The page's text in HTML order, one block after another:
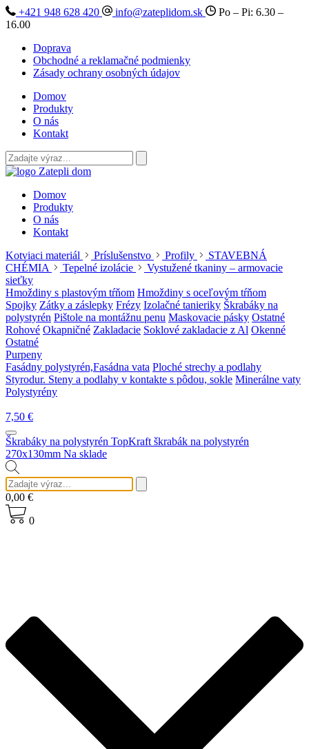
+421 948 628 420 info@zateplidom.sk
Po – Pi: 6.30 –
16.00
Doprava
Obchodné a reklamačné podmienky
Zásady ochrany osobných údajov
Domov
Produkty
O nás
Kontakt
Domov
Produkty
O nás
Kontakt
Kotviaci materiál
Príslušenstvo Profily
STAVEBNÁ
CHÉMIA
Tepelné izolácie
Vystužené tkaniny – armovacie
sieťky
Hmoždiny s plastovým tŕňom Hmoždiny s oceľovým tŕňom
Spojky Zátky a záslepky Frézy Izolačné tanieriky Škrabáky na
polystyrén Pištole na montážnu penu Maskovacie pásky Ostatné
Rohové Okapničné Zakladacie Soklové zakladacie z Al Okenné
Ostatné
Purpeny
Fasádny polystyrén,Fasádna vata Ploché strechy a podlahy
Styrodur. Steny a podlahy v kontakte s pôdou, sokle Minerálne vaty
Polystyrény
7,50 €
Škrabáky na polystyrén TopKraft škrabák na polystyrén
270x130mm Na sklade
0,00 €
0